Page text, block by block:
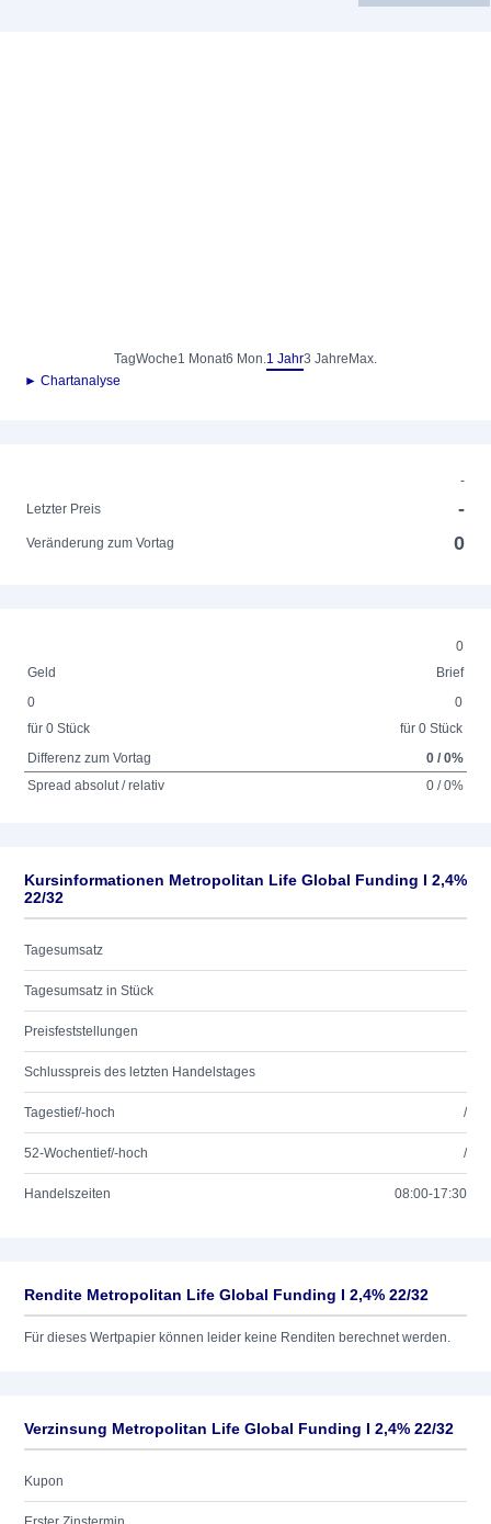
TagWoche1 Monat6 Mon.1 Jahr3 Jahre Max.
► Chartanalyse
-
Letzter Preis
-
Veränderung zum Vortag 0
0
Geld
Brief
0
für 0 Stück
0
für 0 Stück
Differenz zum Vortag
0 / 0%
Spread absolut / relativ
0 / 0%
Kursinformationen Metropolitan Life Global Funding I 2,4%
22/32
Tagesumsatz
Tagesumsatz in Stück
Preisfeststellungen
Schlusspreis des letzten Handelstages
Tagestief/-hoch /
52-Wochentief/-hoch /
Handelszeiten 08:00-17:30
Rendite Metropolitan Life Global Funding I 2,4% 22/32
Für dieses Wertpapier können leider keine Renditen berechnet werden.
Verzinsung Metropolitan Life Global Funding I 2,4% 22/32
Kupon